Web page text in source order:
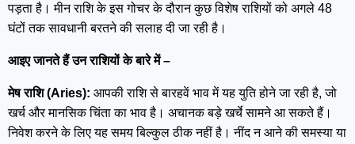
पड़ता है। मीन राशि के इस गोचर के दौरान कुछ विशेष राशियों को अगले 48
घंटों तक सावधानी बरतने की सलाह दी जा रही है।
आइए जानते हैं उन राशियों के बारे में –
मेष राशि (Aries): आपकी राशि से बारहवें भाव में यह युति होने जा रही है, जो
खर्च और मानसिक चिंता का भाव है। अचानक बड़े खर्चे सामने आ सकते हैं।
निवेश करने के लिए यह समय बिल्कुल ठीक नहीं है। नींद न आने की समस्या या